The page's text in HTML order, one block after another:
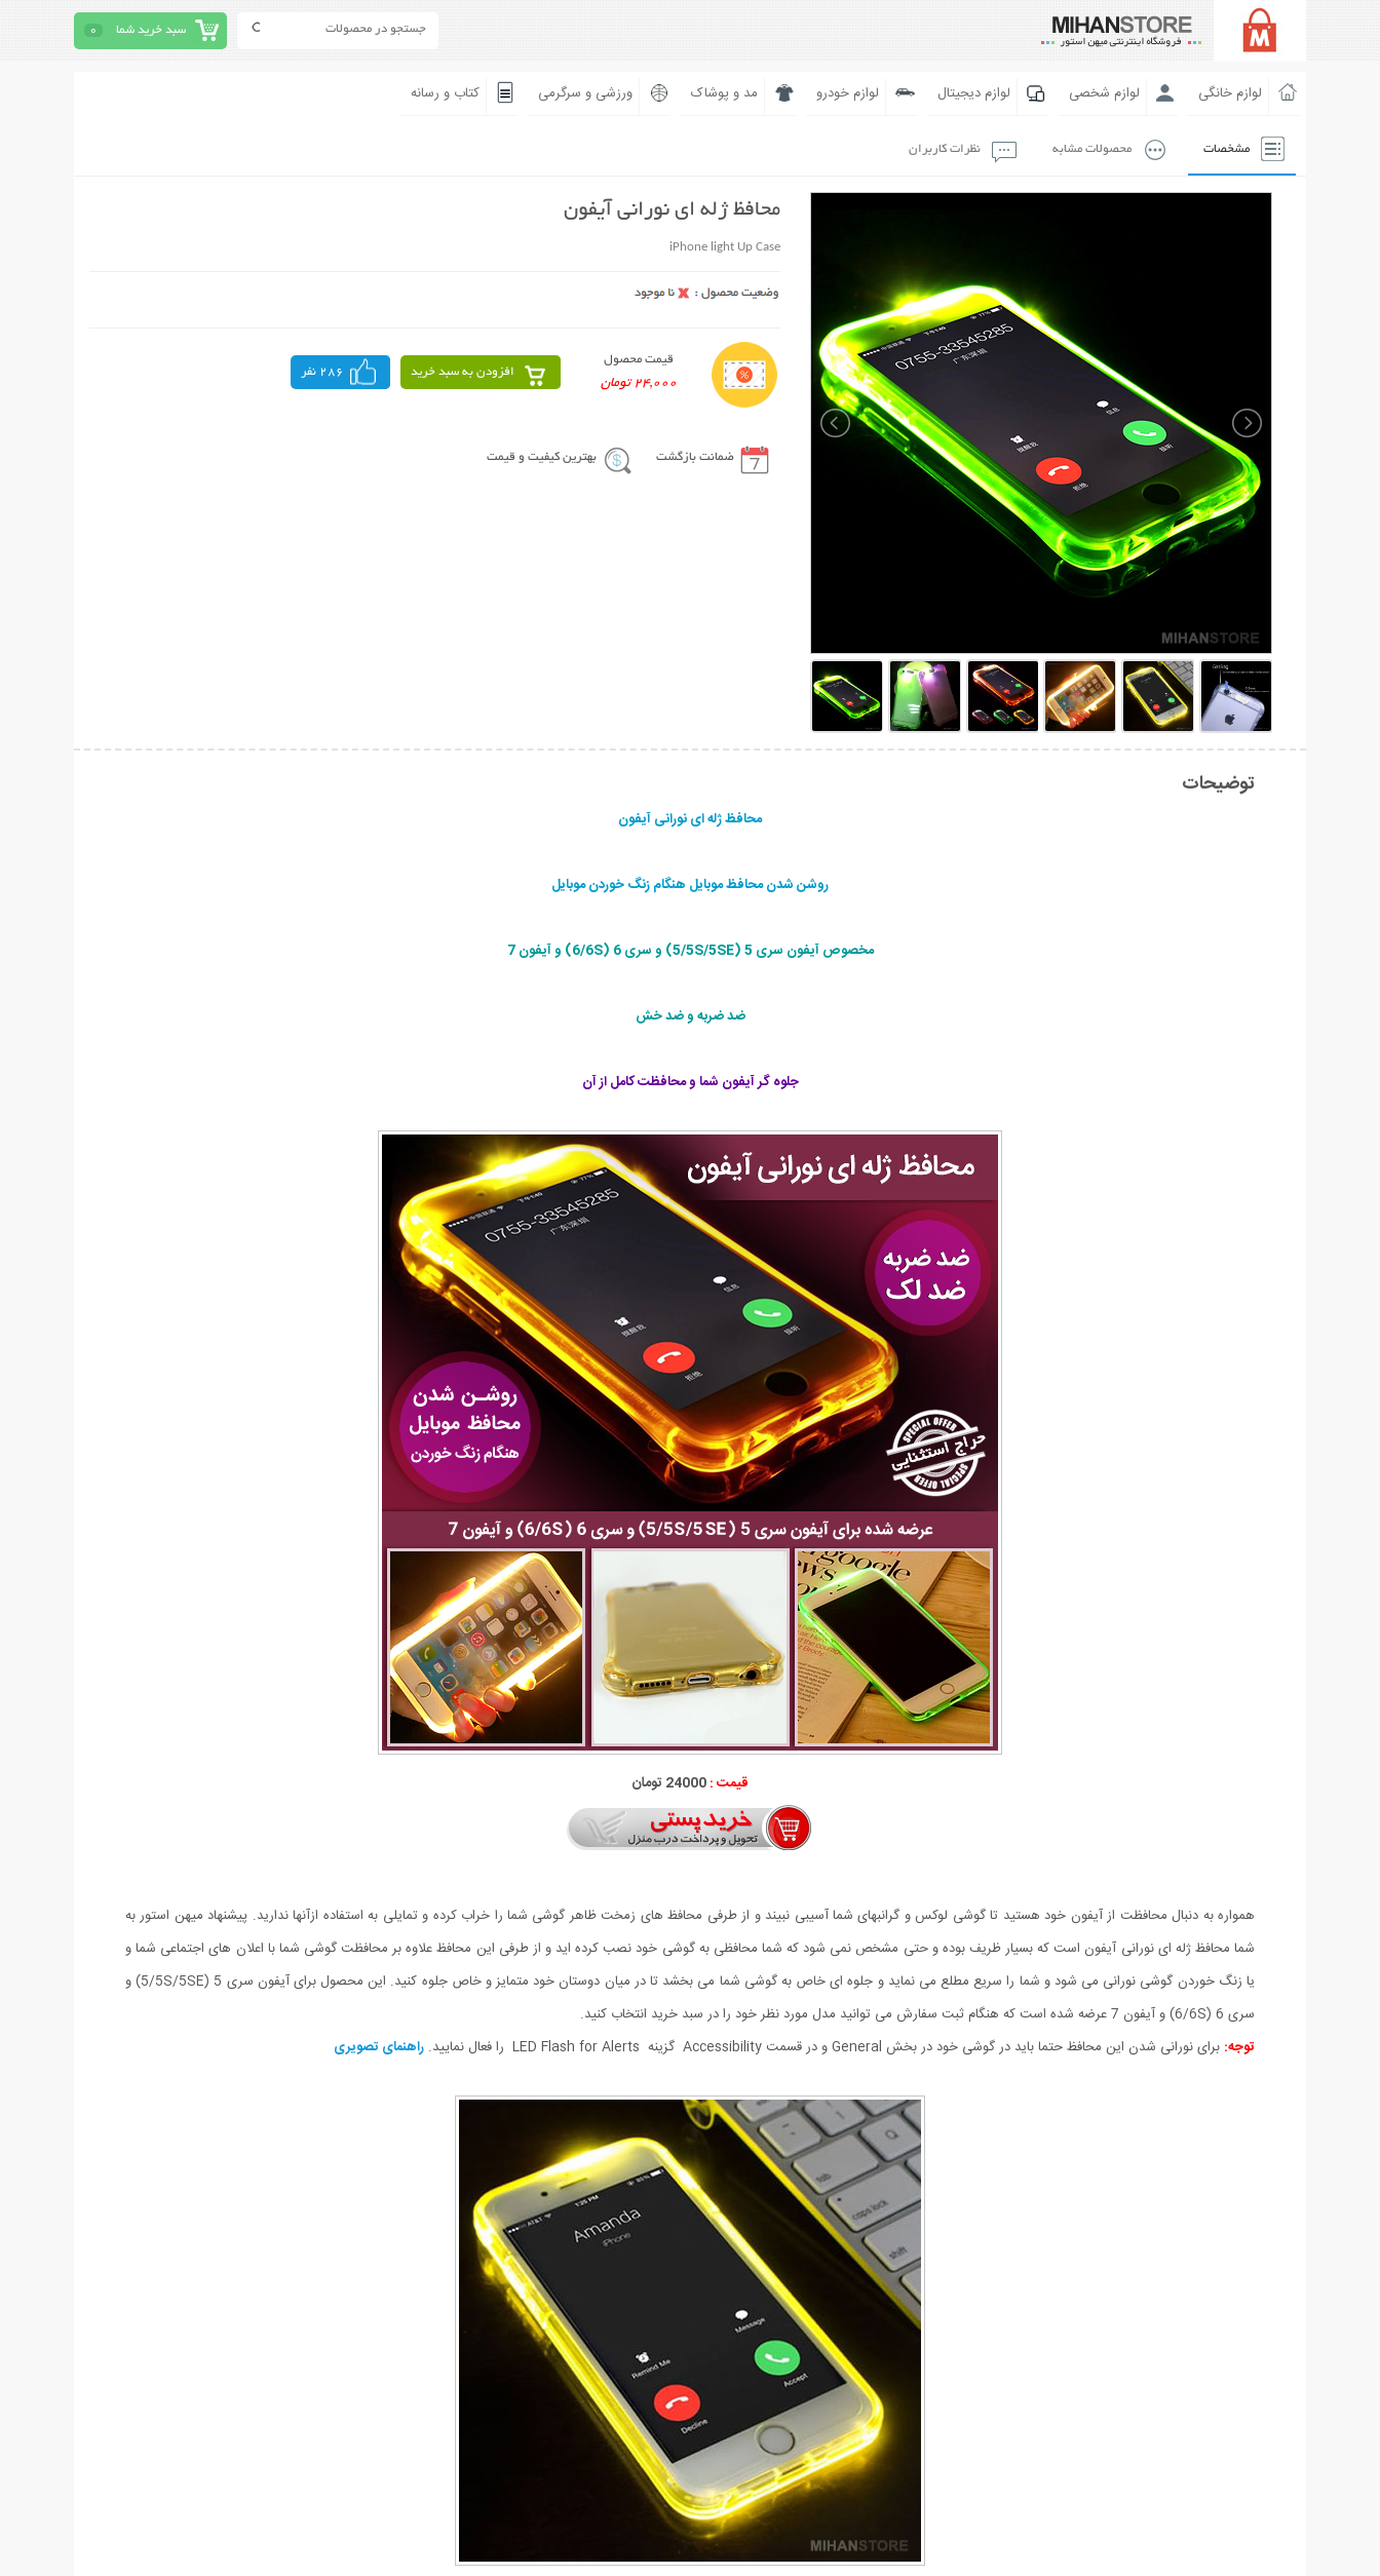
سبد خرید شما 0
لوازم خانگی لوازم شخصی لوازم دیجیتال لوازم خودرو مد و پوشاک ورزشی و سرگرمی کتاب و رسانه
مشخصات محصولات مشابه نظرات کاربران
محافظ ژله ای نورانی آیفون
iPhone light Up Case
قیمت محصول
24,000 تومان
افزودن به سبد خرید 286 نفر
ضمانت بازگشت بهترین کیفیت و قیمت
توضیحات
محافظ ژله ای نورانی آیفون
روشن شدن محافظ موبایل هنگام زنگ خوردن موبایل
مخصوص آیفون سری 5 (5/5S/5SE) و سری 6 (6/6S) و آیفون 7
ضد ضربه و ضد خش
جلوه گر آیفون شما و محافظت کامل از آن
قیمت :24000 تومان
همواره به دنبال محافظت از آیفون خود هستید تا گوشی لوکس و گرانبهای شما آسیبی نبیند و از طرفی محافظ های زمخت ظاهر گوشی شما را خراب کرده و تمایلی به استفاده ازآنها ندارید. پیشنهاد میهن استور به
شما محافظ ژله ای نورانی آیفون است که بسیار ظریف بوده و حتی مشخص نمی شود که شما محافظی به گوشی خود نصب کرده اید و از طرفی این محافظ علاوه بر محافظت گوشی شما با اعلان های اجتماعی شما و
یا زنگ خوردن گوشی نورانی می شود و شما را سریع مطلع می نماید و جلوه ای خاص به گوشی شما می بخشد تا در میان دوستان خود متمایز و خاص جلوه کنید. این محصول برای آیفون سری 5 (5/5S/5SE) و
سری 6 (6/6S) و آیفون 7 عرضه شده است که هنگام ثبت سفارش می توانید مدل مورد نظر خود را در سبد خرید انتخاب کنید.
توجه: برای نورانی شدن این محافظ حتما باید در گوشی خود در بخش General و در قسمت Accessibility گزینه LED Flash for Alerts را فعال نمایید. راهنمای تصویری